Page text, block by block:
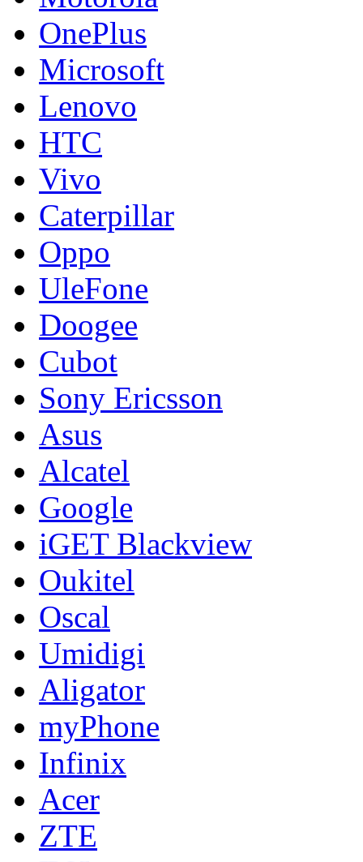
OnePlus
Microsoft
Lenovo
HTC
Vivo
Caterpillar
Oppo
UleFone
Doogee
Cubot
Sony Ericsson
Asus
Alcatel
Google
iGET Blackview
Oukitel
Oscal
Umidigi
Aligator
myPhone
Infinix
Acer
ZTE